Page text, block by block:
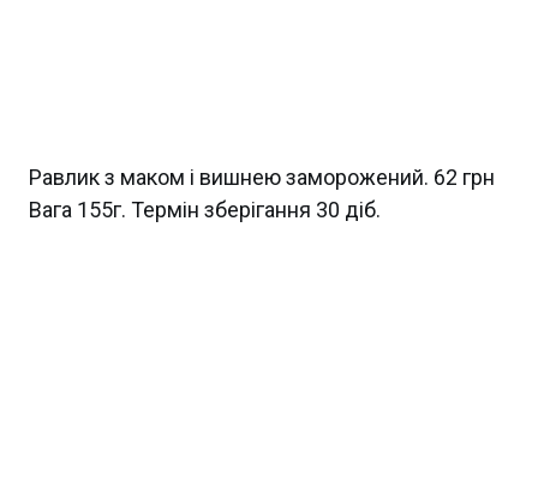
Равлик з маком і вишнею заморожений. 62 грн
Вага 155г. Термін зберігання 30 діб.